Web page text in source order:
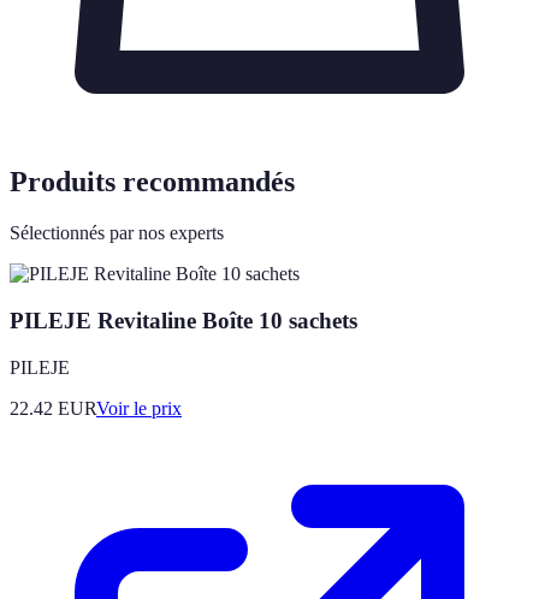
Produits recommandés
Sélectionnés par nos experts
PILEJE Revitaline Boîte 10 sachets
PILEJE
22.42 EURVoir le prix